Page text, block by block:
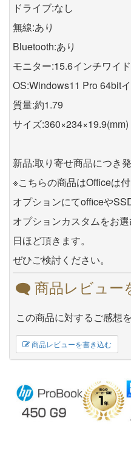
ドライブ:なし
無線:あり
Bluetooth:あり
モニター:15.6インチワイ
OS:Windows11 Pro 64bit
質量:約1.79
サイズ:360×234×19.9(mm)
新品:取り寄せ商品につき
※こちらの商品はOfficeは
オプションにてofficeや
オプションカスタムをお
日ほど頂きます。
ぜひご検討ください。
商品レビュー
この商品に対するご感想
商品レビューを書き込む